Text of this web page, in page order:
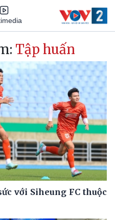
Tập huấn
với Siheung FC thuộc